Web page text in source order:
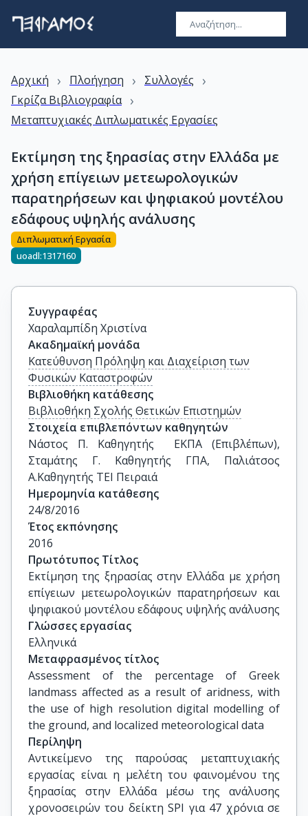
Αρχική › Πλοήγηση › Συλλογές ›
Γκρίζα Βιβλιογραφία ›
Μεταπτυχιακές Διπλωματικές Εργασίες
Εκτίμηση της ξηρασίας στην Ελλάδα με
χρήση επίγειων μετεωρολογικών
παρατηρήσεων και ψηφιακού μοντέλου
εδάφους υψηλής ανάλυσης
Διπλωματική Εργασία
uoadl:1317160
Συγγραφέας
Χαραλαμπίδη Χριστίνα
Ακαδημαϊκή μονάδα
Κατεύθυνση Πρόληψη και Διαχείριση των
Φυσικών Καταστροφών
Βιβλιοθήκη κατάθεσης
Βιβλιοθήκη Σχολής Θετικών Επιστημών
Στοιχεία επιβλεπόντων καθηγητών
Νάστος Π. Καθηγητής  ΕΚΠΑ (Επιβλέπων),
Σταμάτης Γ. Καθηγητής ΓΠΑ, Παλιάτσος
Α.Καθηγητής ΤΕΙ Πειραιά
Ημερομηνία κατάθεσης
24/8/2016
Έτος εκπόνησης
2016
Πρωτότυπος Τίτλος
Εκτίμηση της ξηρασίας στην Ελλάδα με χρήση
επίγειων μετεωρολογικών παρατηρήσεων και
ψηφιακού μοντέλου εδάφους υψηλής ανάλυσης
Γλώσσες εργασίας
Ελληνικά
Μεταφρασμένος τίτλος
Assessment of the percentage of Greek
landmass affected as a result of aridness, with
the use of high resolution digital modelling of
the ground, and localized meteorological data
Περίληψη
Αντικείμενο της παρούσας μεταπτυχιακής
εργασίας είναι η μελέτη του φαινομένου της
ξηρασίας στην Eλλάδα μέσω της ανάλυσης
χρονοσειρών του δείκτη SPI για 47 χρόνια σε